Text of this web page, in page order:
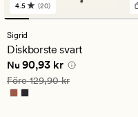
20
omdömen
med
ett
genomsnittligt
betyg
på
4.5
4.5 (20)
Sigrid
Diskborste svart
Nuvarande pris
Nu 90,93 kr
Ordinarie pris 129,90 kr
Före129,90 kr